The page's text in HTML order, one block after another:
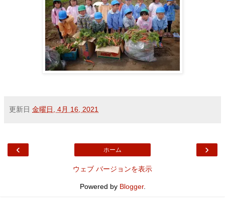
更新日 金曜日, 4月 16, 2021
‹ ›
ホーム
ウェブ バージョンを表示
Powered by Blogger.